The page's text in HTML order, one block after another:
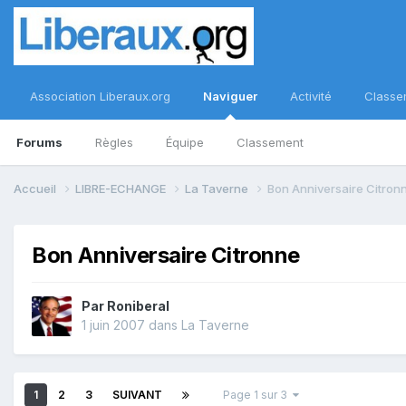
Association Liberaux.org Naviguer
Forums Règles Équipe Classement
Activité
Accueil LIBRE-ECHANGE La Taverne Bon Anniversaire
Bon Anniversaire Citronne
Par Roniberal
1 juin 2007 dans La Taverne
1 2 3 SUIVANT Page 1 sur 3